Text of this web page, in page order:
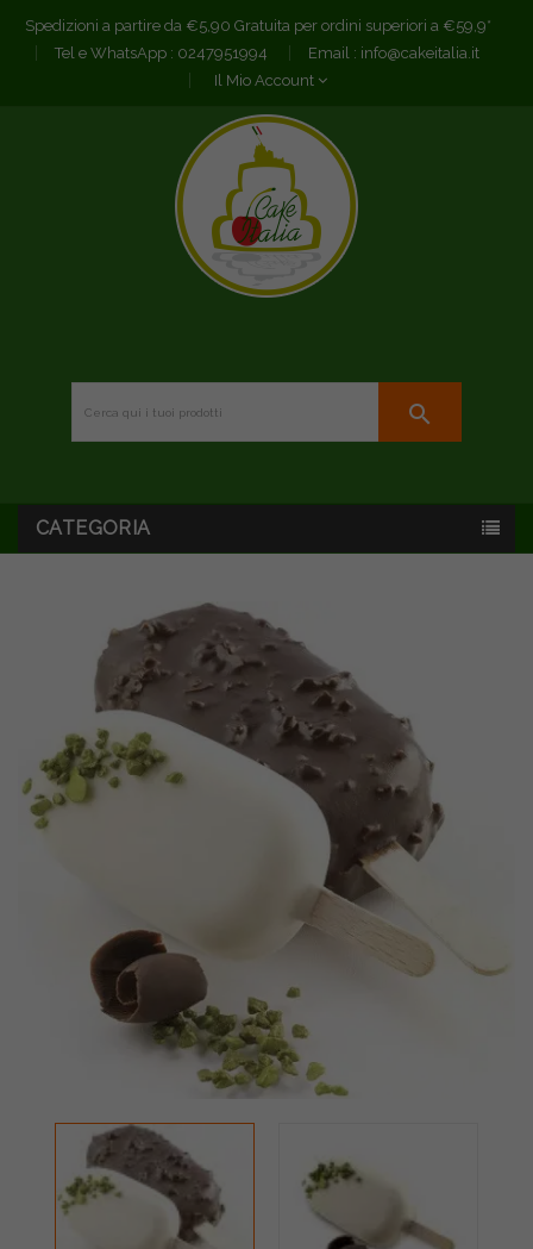
Spedizioni a partire da €5,90 Gratuita per ordini superiori a €59,9*
Tel e WhatsApp : 0247951994 Email : info@cakeitalia.it
Il Mio Account
search
CATEGORIA